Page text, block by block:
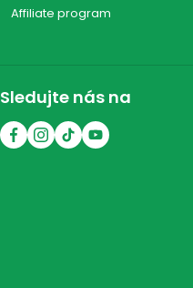
Affiliate program
Sledujte nás na